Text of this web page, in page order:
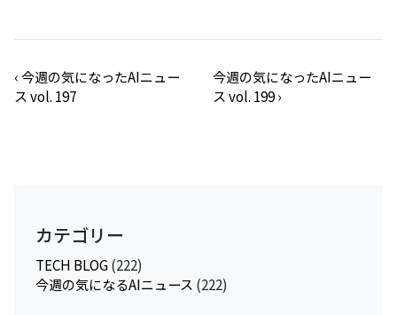
‹今週の気になったAIニュー
ス vol. 197
今週の気になったAIニュー
ス vol. 199›
カテゴリー
TECH BLOG(222)
今週の気になるAIニュース (222)